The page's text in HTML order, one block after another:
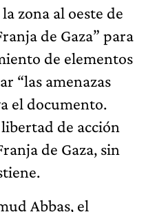
zona al oeste de
de Gaza” para
de elementos
“las amenazas
el documento.
de acción
de Gaza, sin
Abbas, el